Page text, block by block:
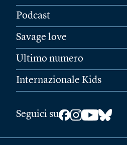
Podcast
Savage love
Ultimo numero
Internazionale Kids
Seguici su